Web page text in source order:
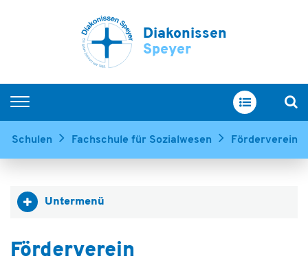
Diakonissen
Speyer
Startseite
Ausbildung
Fort- und Weiterbildung
Schulen Fachschule für Sozialwesen Förderverein
Untermenü
Förderverein